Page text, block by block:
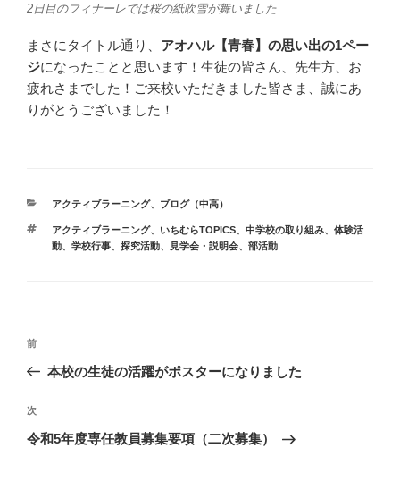
2日目のフィナーレでは桜の紙吹雪が舞いました
まさにタイトル通り、 アオハル【青春】の思い出の1ペー
ジになったことと思います！生徒の皆さん、先生方、お
疲れさまでした！ご来校いただきました皆さま、誠にあ
りがとうございました！
カ
ゴ
リ
アクティブラーニング、 ブログ（中高）
タ
グ
アクティブラーニング、 いちむらTOPICS、 中学校の取り組み、 体験活
動、 学校行事、 探究活動、 見学会・説明会、 部活動
投
ナ
ビ
ゲ
前
の
稿
前
本校の生徒の活躍がポスターになりました
次
の
次
令和5年度専任教員募集要項（二次募集）